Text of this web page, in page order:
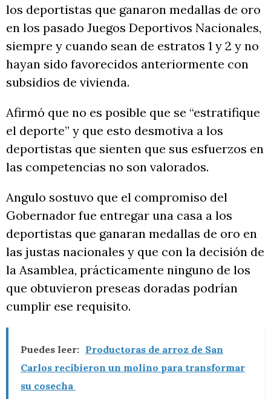
los deportistas que ganaron medallas de oro
en los pasado Juegos Deportivos Nacionales,
siempre y cuando sean de estratos 1 y 2 y no
hayan sido favorecidos anteriormente con
subsidios de vivienda.
Afirmó que no es posible que se “estratifique
el deporte” y que esto desmotiva a los
deportistas que sienten que sus esfuerzos en
las competencias no son valorados.
Angulo sostuvo que el compromiso del
Gobernador fue entregar una casa a los
deportistas que ganaran medallas de oro en
las justas nacionales y que con la decisión de
la Asamblea, prácticamente ninguno de los
que obtuvieron preseas doradas podrían
cumplir ese requisito.
Puedes leer: Productoras de arroz de San
Carlos recibieron un molino para transformar
su cosecha